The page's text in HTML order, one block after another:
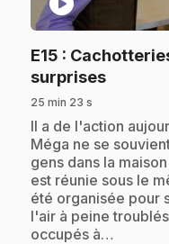
E15 :
surprises.
25 min 23 s
.Il a de l'action
Méga ne se
gens dans la
est réunie sous le
été organisée pour
l'air à peine
occupés à…